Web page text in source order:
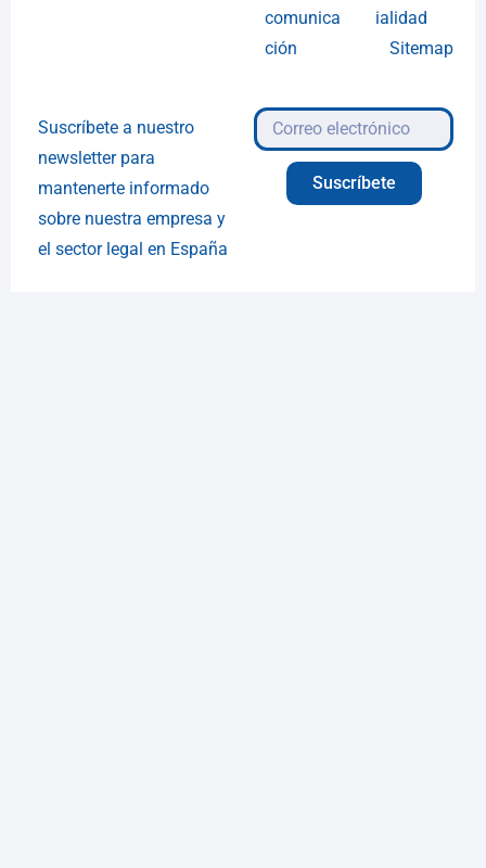
comunica
ción
ialidad
Sitemap
Suscríbete a nuestro
newsletter para
mantenerte informado
sobre nuestra empresa y
el sector legal en España
Suscríbete